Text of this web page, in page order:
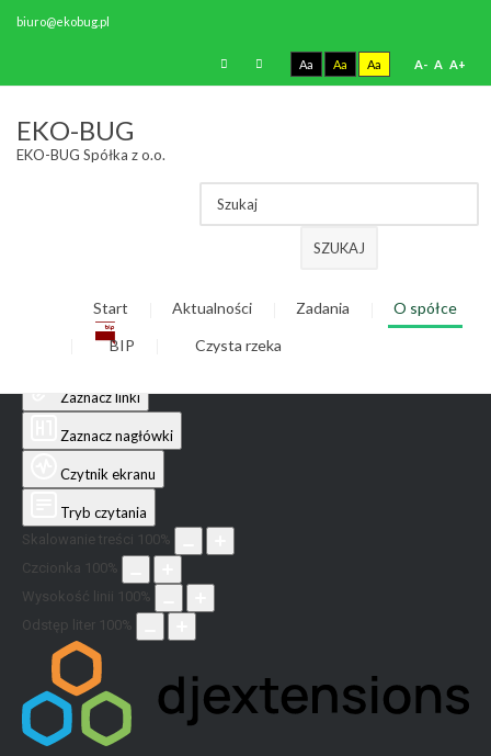
Odwróć kolory
Niskie nasycenie
Zaznacz linki
Zaznacz nagłówki
Czytnik ekranu
Tryb czytania
Skalowanie treści 100%
Czcionka 100%
Wysokość linii 100%
Odstęp liter 100%
biuro@ekobug.pl
Aa Aa Aa A- A A+
EKO-BUG
EKO-BUG Spółka z o.o.
SZUKAJ
Start Aktualności Zadania O spółce
BIP Czysta rzeka